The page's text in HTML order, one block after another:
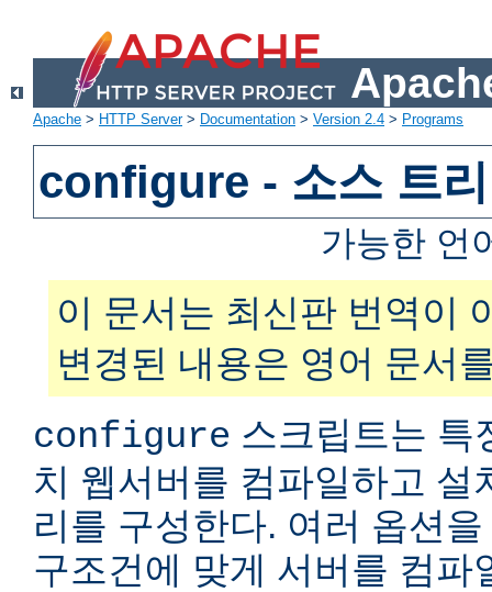
Apache > HTTP Server> Documentation > Version 2.4 > Programs
configure - 소스 트
가능한 언
이 문서는 최신판 번역이
변경된 내용은 영어 문서
configure 스크립트는 특
치 웹서버를 컴파일하고 설
리를 구성한다. 여러 옵션
구조건에 맞게 서버를 컴파